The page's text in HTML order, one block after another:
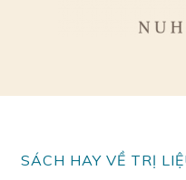
SÁCH HAY VỀ TRỊ